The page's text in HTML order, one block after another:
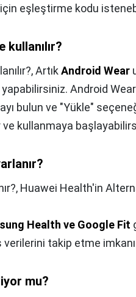
eşleştirme kodu
kullanılır?
ArtıkAndroid Wear
Android
bulun ve "Yükle"
ve kullanmaya
Huawei Health'in
Health ve Google Fit
verilerini takip etme
mu?